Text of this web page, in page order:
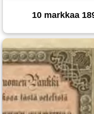
10 markkaa